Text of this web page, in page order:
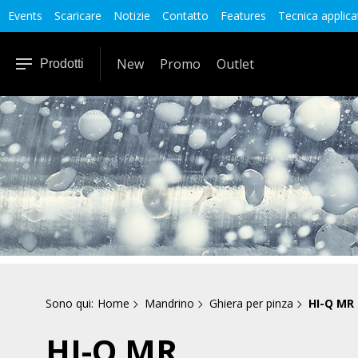
Events Scaricare Notizie Contatto Features Tecnica
Prodotti New Promo Outlet
Sono qui: Home Mandrino Ghiera per pinza HI-Q MR